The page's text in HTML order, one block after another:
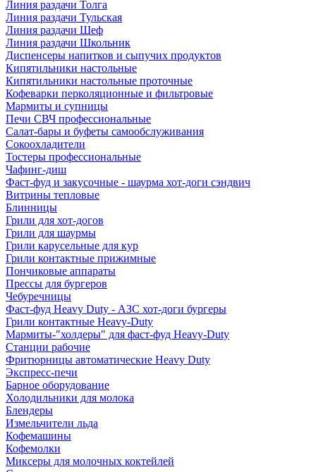
Линия раздачи Толга
Линия раздачи Тульская
Линия раздачи Шеф
Линия раздачи Школьник
Диспенсеры напитков и сыпучих продуктов
Кипятильники настольные
Кипятильники настольные проточные
Кофеварки перколяционные и фильтровые
Мармиты и супницы
Печи СВЧ профессиональные
Салат-бары и буфеты самообслуживания
Сокоохладители
Тостеры профессиональные
Чафинг-диш
Фаст-фуд и закусочные - шаурма хот-доги сэндвич
Витрины тепловые
Блинницы
Грили для хот-догов
Грили для шаурмы
Грили карусельные для кур
Грили контактные прижимные
Пончиковые аппараты
Прессы для бургеров
Чебуречницы
Фаст-фуд Heavy Duty - АЗС хот-доги бургеры
Грили контактные Heavy-Duty
Мармиты-"холдеры" для фаст-фуд Heavy-Duty
Станции рабочие
Фритюрницы автоматические Heavy Duty
Экспресс-печи
Барное оборудование
Холодильники для молока
Блендеры
Измельчители льда
Кофемашины
Кофемолки
Миксеры для молочных коктейлей